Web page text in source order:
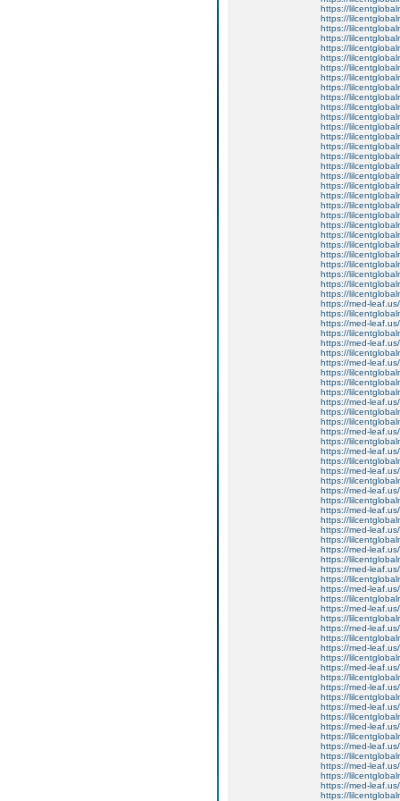
https://
https://
https://
https://
https://
https://
https://
https://
https://
https://
https://
https://
https://
https://
https://
https://
https://
https://
https://
https://
https://
https://
https://
https://
https://
https://
https://
https://
https://
https://
https://med-leaf.us/
https://
https://med-leaf.us/
https://
https://med-leaf.us/
https://
https://med-leaf.us/
https://
https://
https://
https://med-leaf.us/
https://
https://
https://med-leaf.us/
https://
https://med-leaf.us/
https://
https://med-leaf.us/
https://
https://med-leaf.us/
https://
https://med-leaf.us/
https://
https://med-leaf.us/
https://
https://med-leaf.us/
https://
https://med-leaf.us/
https://
https://med-leaf.us/
https://
https://med-leaf.us/
https://
https://med-leaf.us/
https://
https://med-leaf.us/
https://
https://med-leaf.us/
https://
https://med-leaf.us/
https://
https://med-leaf.us/
https://
https://med-leaf.us/
https://
https://med-leaf.us/
https://
https://med-leaf.us/
https://
https://med-leaf.us/
https://